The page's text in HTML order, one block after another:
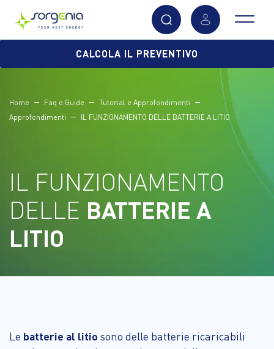
Home Faq e Guide
Tutorial e Approfondimenti
Approfondimenti
IL FUNZIONAMENTO DELLE BATTERIE A LITIO
IL FUNZIONAMENTO
DELLE BATTERIE A
LITIO
CALCOLA IL PREVENTIVO
Le batterie al litio sono delle batterie ricaricabili